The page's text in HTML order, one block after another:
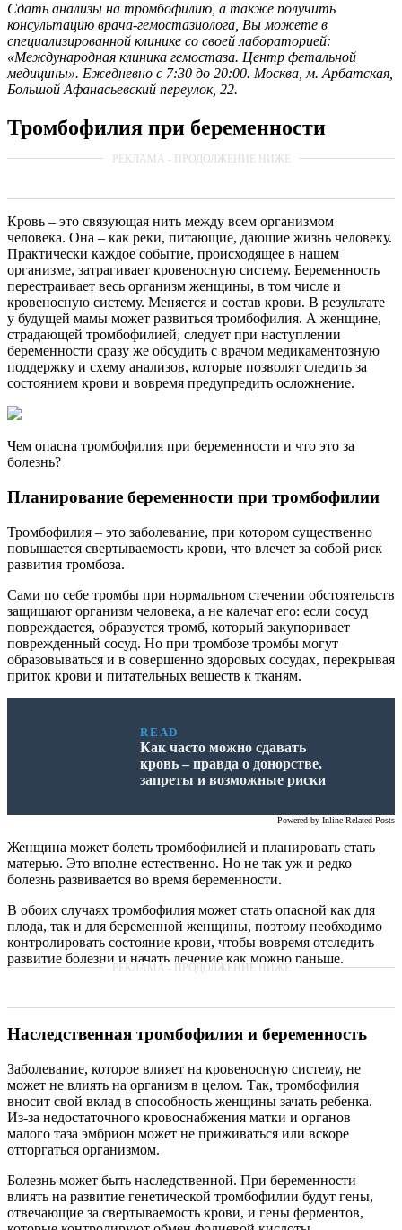
Сдать анализы на тромбофилию, а также получить
консультацию врача-гемостазиолога, Вы можете в
специализированной клинике со своей лабораторией:
«Международная клиника гемостаза. Центр фетальной
медицины». Ежедневно с 7:30 до 20:00. Москва, м. Арбатская,
Большой Афанасьевский переулок, 22.
Тромбофилия при беременности
Кровь – это связующая нить между всем организмом
человека. Она – как реки, питающие, дающие жизнь человеку.
Практически каждое событие, происходящее в нашем
организме, затрагивает кровеносную систему. Беременность
перестраивает весь организм женщины, в том числе и
кровеносную систему. Меняется и состав крови. В результате
у будущей мамы может развиться тромбофилия. А женщине,
страдающей тромбофилией, следует при наступлении
беременности сразу же обсудить с врачом медикаментозную
поддержку и схему анализов, которые позволят следить за
состоянием крови и вовремя предупредить осложнение.
Чем опасна тромбофилия при беременности и что это за
болезнь?
Планирование беременности при тромбофилии
Тромбофилия – это заболевание, при котором существенно
повышается свертываемость крови, что влечет за собой риск
развития тромбоза.
Сами по себе тромбы при нормальном стечении обстоятельств
защищают организм человека, а не калечат его: если сосуд
повреждается, образуется тромб, который закупоривает
поврежденный сосуд. Но при тромбозе тромбы могут
образовываться и в совершенно здоровых сосудах, перекрывая
приток крови и питательных веществ к тканям.
READ
Как часто можно сдавать
кровь – правда о донорстве,
запреты и возможные риски
Powered by Inline Related Posts
Женщина может болеть тромбофилией и планировать стать
матерью. Это вполне естественно. Но не так уж и редко
болезнь развивается во время беременности.
В обоих случаях тромбофилия может стать опасной как для
плода, так и для беременной женщины, поэтому необходимо
контролировать состояние крови, чтобы вовремя отследить
развитие болезни и начать лечение как можно раньше.
Наследственная тромбофилия и беременность
Заболевание, которое влияет на кровеносную систему, не
может не влиять на организм в целом. Так, тромбофилия
вносит свой вклад в способность женщины зачать ребенка.
Из-за недостаточного кровоснабжения матки и органов
малого таза эмбрион может не приживаться или вскоре
отторгаться организмом.
Болезнь может быть наследственной. При беременности
влиять на развитие генетической тромбофилии будут гены,
отвечающие за свертываемость крови, и гены ферментов,